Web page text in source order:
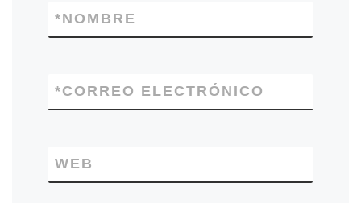
NOMBRE
*
CORREO ELECTRÓNICO
*
WEB